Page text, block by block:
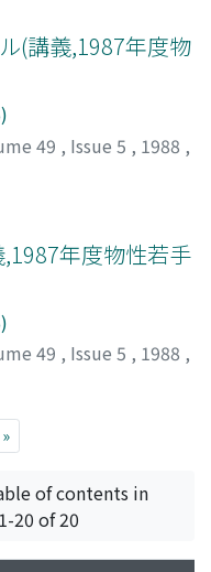
(講義,1987年度物
49 , Issue 5 , 1988 ,
年度物性若手
49 , Issue 5 , 1988 ,
»
of contents in
20 of 20